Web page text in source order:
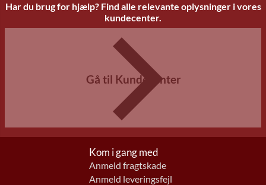
Har du brug for hjælp? Find alle relevante oplysninger i vores
kundecenter.
Gå til Kundecenter
Kom i gang med
Anmeld fragtskade
Anmeld leveringsfejl